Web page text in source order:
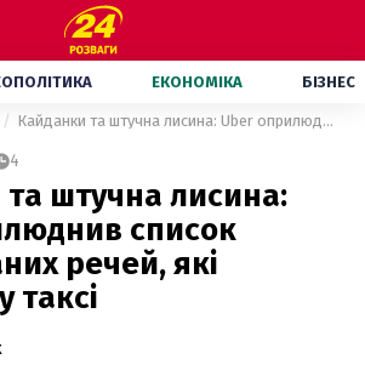
ЕКОНОМІКА БІЗНЕС
Кайданки та штучна лисина: Uber оприлюднив список несподіваних речей, які забували у таксі
4
штучна лисина:
список
речей, які
таксі